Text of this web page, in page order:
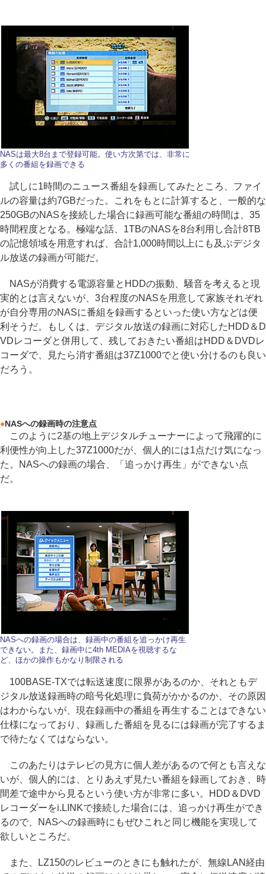
NASは最大8台まで登録可能。使い方次第では、非常に
多くの番組を録画できる
試しに1時間のニュース番組を録画してみたところ、ファイ
ルの容量は約7GBだった。これをもとに計算すると、一般的な
250GBのNASを接続した場合に録画可能な番組の時間は、35
時間程度となる。極端な話、1TBのNASを8台利用し合計8TB
の記憶領域を用意すれば、合計1,000時間以上にも及ぶデジタ
ル放送の録画が可能だ。
NASが消費する電源容量とHDDの振動、騒音を考えると現
実的とは言えないが、3台程度のNASを用意して家族それぞれ
が自分専用のNASに番組を録画するといった使い方などは便
利そうだ。もしくは、デジタル放送の録画に対応したHDD＆D
VDレコーダと併用して、残しておきたい番組はHDD＆DVDレ
コーダで、見たら消す番組は37Z1000でと使い分けるのも良い
だろう。
●NASへの録画時の注意点
このように2基の地上デジタルチューナーによって飛躍的に
利便性が向上した37Z1000だが、個人的には1点だけ気になっ
た。NASへの録画の場合、「追っかけ再生」ができない点
だ。
NASへの録画の場合は、録画中の番組を追っかけ再生
できない。また、録画中に4th MEDIAを視聴するな
ど、ほかの操作もかなり制限される
100BASE-TXでは転送速度に限界があるのか、それともデ
ジタル放送録画時の暗号化処理に負荷がかかるのか、その原因
はわからないが、現在録画中の番組を再生することはできない
仕様になっており、録画した番組を見るには録画が完了するま
で待たなくてはならない。
このあたりはテレビの見方に個人差があるので何とも言えな
いが、個人的には、とりあえず見たい番組を録画しておき、時
間差で途中から見るという使い方が非常に多い。HDD＆DVD
レコーダーをi.LINKで接続した場合には、追っかけ再生ができ
るので、NASへの録画時にもぜひこれと同じ機能を実現して
欲しいところだ。
また、LZ150のレビューのときにも触れたが、無線LAN経由